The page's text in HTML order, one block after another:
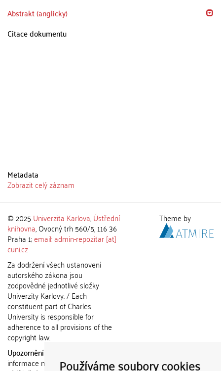
Používáme soubory cookies
Abstrakt (anglicky)
Citace dokumentu
Metadata
Zobrazit celý záznam
© 2025 Univerzita Karlova,Ústřední
knihovna, Ovocný trh 560/5, 116 36
Praha 1;email: admin-repozitar [at]
cuni.cz
Za dodržení všech ustanovení
autorského zákona jsou
zodpovědné jednotlivé složky
Univerzity Karlovy. / Each
constituent part of Charles
University is responsible for
adherence to all provisions of the
copyright law.
Upozornění / Notice:
informace nemohou být použity k
Theme by